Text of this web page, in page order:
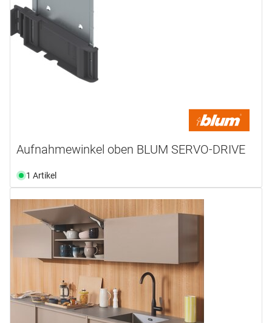
Aufnahmewinkel oben BLUM SERVO-DRIVE
1 Artikel